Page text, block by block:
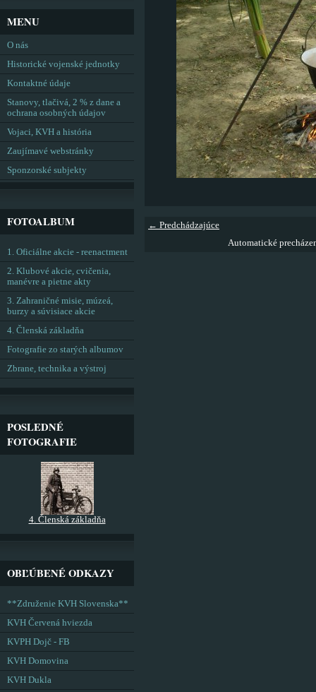
← Predchádzajúce
Automatické
MENU
O nás
Historické vojenské jednotky
Kontaktné údaje
Stanovy, tlačivá, 2 % z dane a
ochrana osobných údajov
Vojaci, KVH a história
Zaujímavé webstránky
Sponzorské subjekty
FOTOALBUM
1. Oficiálne akcie - reenactment
2. Klubové akcie, cvičenia,
manévre a pietne akty
3. Zahraničné misie, múzeá,
burzy a súvisiace akcie
4. Členská základňa
Fotografie zo starých albumov
Zbrane, technika a výstroj
POSLEDNÉ
FOTOGRAFIE
4. Členská základňa
OBĽÚBENÉ ODKAZY
**Združenie KVH Slovenska**
KVH Červená hviezda
KVPH Dojč - FB
KVH Domovina
KVH Dukla